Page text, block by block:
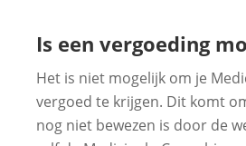
Is een vergoeding
Het is niet mogelijk om je
vergoed te krijgen. Dit komt
nog niet bewezen is door de